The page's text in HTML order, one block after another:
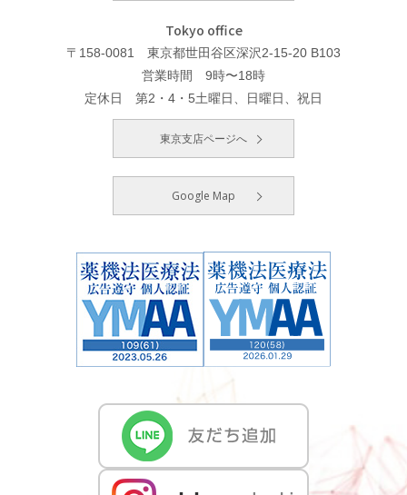
Tokyo office
〒158-0081 東京都世田谷区深沢2-15-20 B103
営業時間 9時〜18時
定休日 第2・4・5土曜日、日曜日、祝日
東京支店ページへ
Google Map